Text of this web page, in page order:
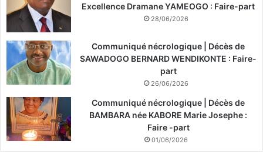
Excellence Dramane YAMEOGO : Faire-part
28/06/2026
Communiqué nécrologique | Décès de
SAWADOGO BERNARD WENDIKONTE : Faire-
part
26/06/2026
Communiqué nécrologique | Décès de
BAMBARA née KABORE Marie Josephe :
Faire -part
01/06/2026